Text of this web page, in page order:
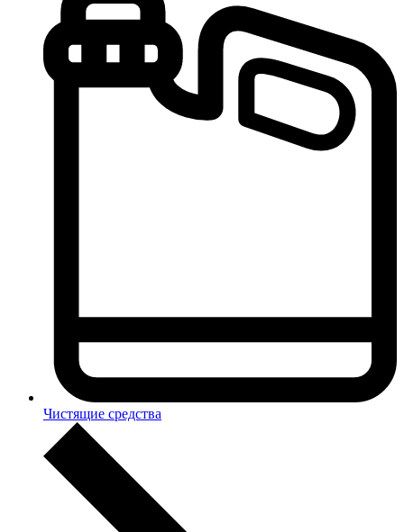
Чистящие средства